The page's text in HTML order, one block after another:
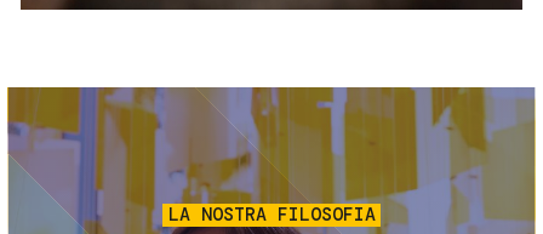
Immagine
LA NOSTRA FILOSOFIA